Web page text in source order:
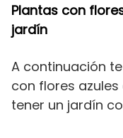
Plantas con
jardín
A continuación
con flores
tener un jardín